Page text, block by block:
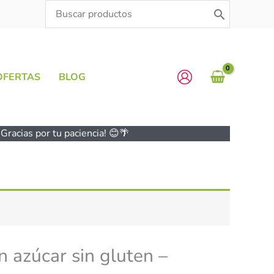
Search
for:
BLOG
por tu paciencia! 😊🌴
azúcar sin gluten –